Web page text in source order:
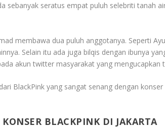
sebanyak seratus empat puluh selebriti tanah
membawa dua puluh anggotanya. Seperti
Selain itu ada juga bilqis dengan ibunya
akun twitter masyarakat yang mengucapkan
BlackPink yang sangat senang dengan
BLACKPINK DI JAKARTA